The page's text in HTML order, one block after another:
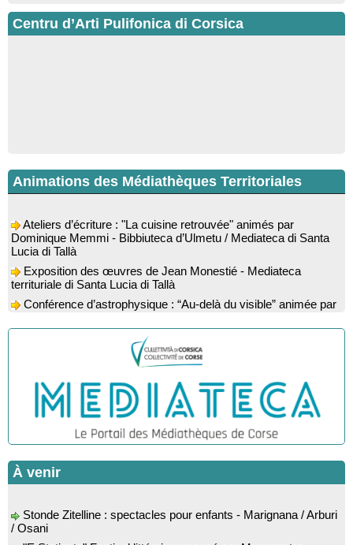
Centru d’Arti Pulifonica di Corsica
Animations des Médiathèques Territoriales
Dominique Memmi - Bibbiuteca d’Ulmetu / Mediateca di Santa
Lucia di Tallà
Exposition des œuvres de Jean Monestié - Mediateca
territuriale di Santa Lucia di Tallà
Conférence d’astrophysique : “Au-delà du visible” animée par
l’astrophysicien Paul Guerrini - Médiathèque - Pitretu è
Exposition des œuvres de Dominique Malberti Morin :
"Racines, peintures acryliques et aquarelles" - Mediateca
territuriale di Santa Lucia di Tallà
Animation : "Petits lecteurs" - Médiathèque - Pitretu è
Bicchisgià
Veillée de contes à la forêt enchantée "U Mondu ditu
mignuleddu" par la Caravane de Conteurs - Currà
patrimoine religieux, roman, thermal et littéraire - Spaziu Jean-
Marc Fiamma - A Sarra di Farru
hommage au duo mythique de la chanson corse interprété par
Marie-Elsa Picciocchi (chant), Marc’Antò Belgodere (chant et
À venir
/ Osani
"E Statinate" Festival littéraire proposé par Musanostra -